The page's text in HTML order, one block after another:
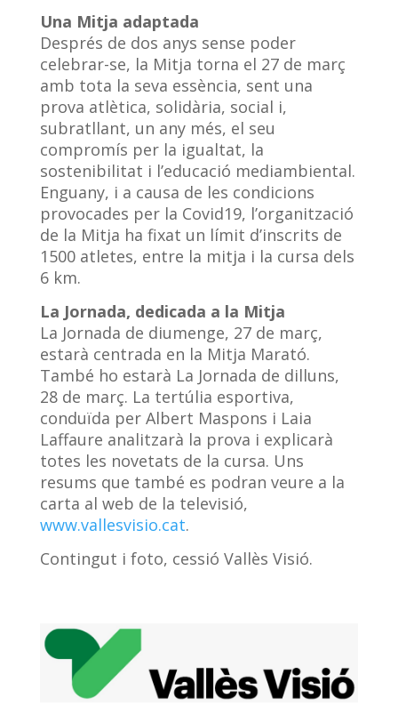
Una Mitja adaptada
Després de dos anys sense poder
celebrar-se, la Mitja torna el 27 de març
amb tota la seva essència, sent una
prova atlètica, solidària, social i,
subratllant, un any més, el seu
compromís per la igualtat, la
sostenibilitat i l’educació mediambiental.
Enguany, i a causa de les condicions
provocades per la Covid19, l’organització
de la Mitja ha fixat un límit d’inscrits de
1500 atletes, entre la mitja i la cursa dels
6 km.
La Jornada, dedicada a la Mitja
La Jornada de diumenge, 27 de març,
estarà centrada en la Mitja Marató.
També ho estarà La Jornada de dilluns,
28 de març. La tertúlia esportiva,
conduïda per Albert Maspons i Laia
Laffaure analitzarà la prova i explicarà
totes les novetats de la cursa. Uns
resums que també es podran veure a la
carta al web de la televisió,
www.vallesvisio.cat.
Contingut i foto, cessió Vallès Visió.